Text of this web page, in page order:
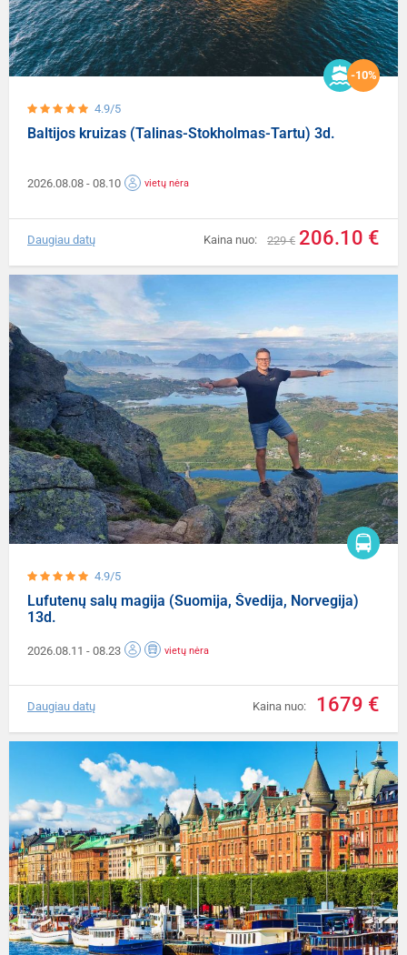
4.9/5
-10%
Baltijos kruizas (Talinas-Stokholmas-Tartu) 3d.
2026.08.08 - 08.10 vietų nėra
Kaina nuo: 229 € 206.10 €
Daugiau datų
4.9/5
Lufutenų salų magija (Suomija, Švedija, Norvegija)
13d.
2026.08.11 - 08.23 vietų nėra
Kaina nuo: 1679 €
Daugiau datų